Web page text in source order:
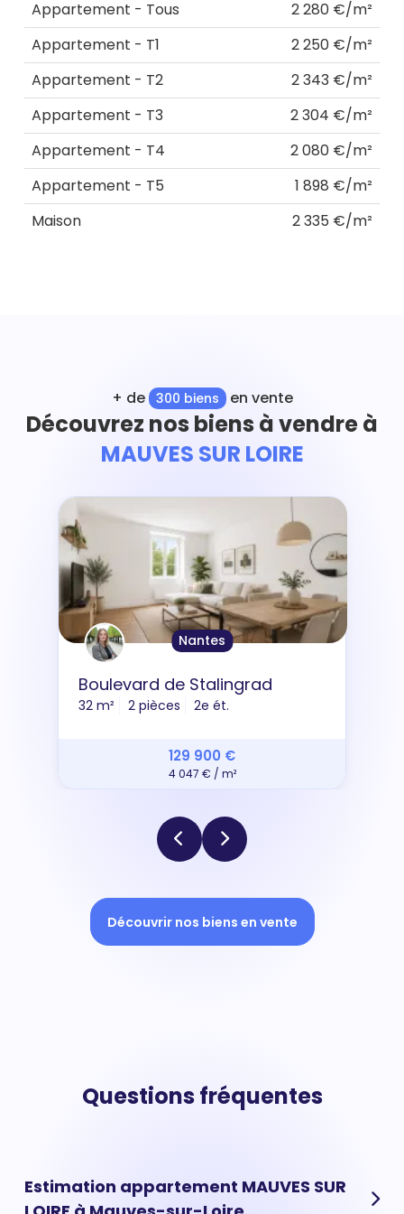
Appartement - Tous
2 280 €/m²
Appartement - T1
2 250 €/m²
Appartement - T2
2 343 €/m²
Appartement - T3
2 304 €/m²
Appartement - T4
2 080 €/m²
Appartement - T5
1 898 €/m²
Maison
2 335 €/m²
+ de 300 biens en vente
Découvrez nos biens à vendre à
MAUVES SUR LOIRE
Nantes
Boulevard de Stalingrad
32 m² 2 pièces 2e ét.
129 900 €
4 047 € / m²
Découvrir nos biens en vente
Questions fréquentes
Estimation appartement MAUVES SUR